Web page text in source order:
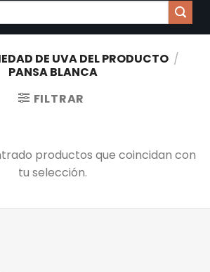
DE UVA DEL PRODUCTO /
PANSA BLANCA
FILTRAR
productos que coincidan con
tu selección.